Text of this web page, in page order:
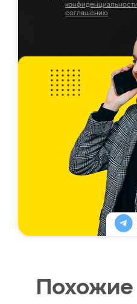
конфиденциальности
соглашению
Похожие